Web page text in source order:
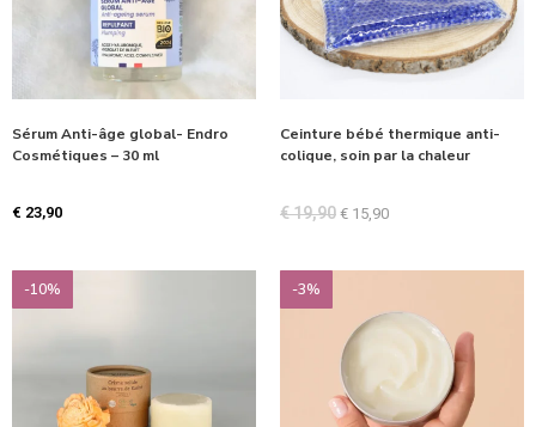
Sérum Anti-âge global- Endro
Cosmétiques – 30 ml
€ 23,90
Ceinture bébé thermique anti-
colique, soin par la chaleur
€19,90 € 15,90
-10% -3%